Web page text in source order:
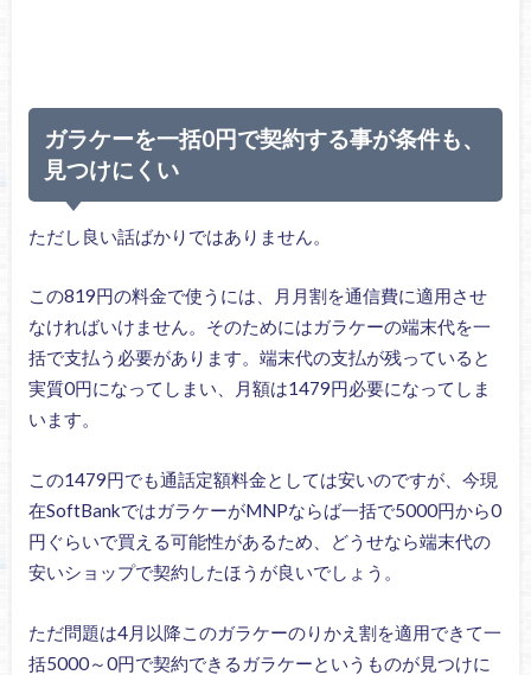
ガラケーを一括0円で契約する事が条件も、
見つけにくい
ただし良い話ばかりではありません。
この819円の料金で使うには、月月割を通信費に適用させ
なければいけません。そのためにはガラケーの端末代を一
括で支払う必要があります。端末代の支払が残っていると
実質0円になってしまい、月額は1479円必要になってしま
います。
この1479円でも通話定額料金としては安いのですが、今現
在SoftBankではガラケーがMNPならば一括で5000円から0
円ぐらいで買える可能性があるため、どうせなら端末代の
安いショップで契約したほうが良いでしょう。
ただ問題は4月以降このガラケーのりかえ割を適用できて一
括5000～0円で契約できるガラケーというものが見つけに